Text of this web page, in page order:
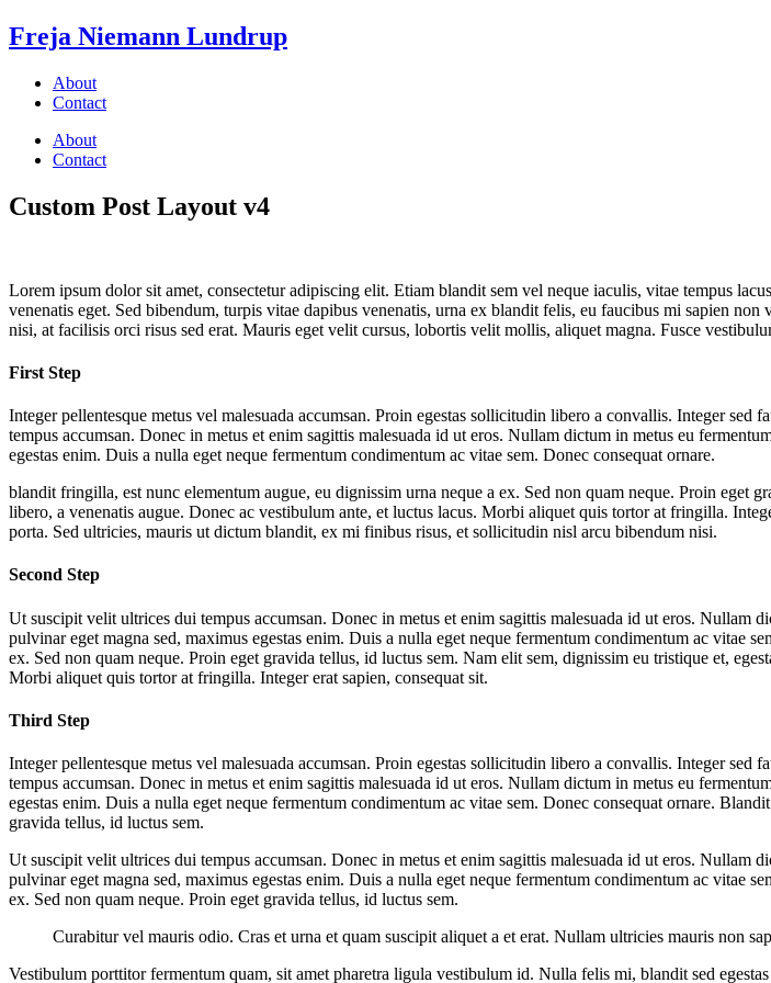
Freja Niemann Lundrup
About
Contact
About
Contact
Custom Post Layout v4
Lorem ipsum dolor sit amet, consectetur adipiscing elit. Etiam blandit sem vel neque iaculis, vitae tempus
venenatis eget. Sed bibendum, turpis vitae dapibus venenatis, urna ex blandit felis, eu faucibus mi sapien
nisi, at facilisis orci risus sed erat. Mauris eget velit cursus, lobortis velit mollis, aliquet magna. Fusce
First Step
Integer pellentesque metus vel malesuada accumsan. Proin egestas sollicitudin libero a convallis. Integer
tempus accumsan. Donec in metus et enim sagittis malesuada id ut eros. Nullam dictum in metus eu
egestas enim. Duis a nulla eget neque fermentum condimentum ac vitae sem. Donec consequat ornare.
blandit fringilla, est nunc elementum augue, eu dignissim urna neque a ex. Sed non quam neque. Proin
libero, a venenatis augue. Donec ac vestibulum ante, et luctus lacus. Morbi aliquet quis tortor at fringilla.
porta. Sed ultricies, mauris ut dictum blandit, ex mi finibus risus, et sollicitudin nisl arcu bibendum nisi.
Second Step
Ut suscipit velit ultrices dui tempus accumsan. Donec in metus et enim sagittis malesuada id ut eros.
pulvinar eget magna sed, maximus egestas enim. Duis a nulla eget neque fermentum condimentum ac vitae
ex. Sed non quam neque. Proin eget gravida tellus, id luctus sem. Nam elit sem, dignissim eu tristique et,
Morbi aliquet quis tortor at fringilla. Integer erat sapien, consequat sit.
Third Step
Integer pellentesque metus vel malesuada accumsan. Proin egestas sollicitudin libero a convallis. Integer
tempus accumsan. Donec in metus et enim sagittis malesuada id ut eros. Nullam dictum in metus eu
egestas enim. Duis a nulla eget neque fermentum condimentum ac vitae sem. Donec consequat ornare.
gravida tellus, id luctus sem.
Ut suscipit velit ultrices dui tempus accumsan. Donec in metus et enim sagittis malesuada id ut eros.
pulvinar eget magna sed, maximus egestas enim. Duis a nulla eget neque fermentum condimentum ac vitae
ex. Sed non quam neque. Proin eget gravida tellus, id luctus sem.
Curabitur vel mauris odio. Cras et urna et quam suscipit aliquet a et erat. Nullam ultricies mauris non
Vestibulum porttitor fermentum quam, sit amet pharetra ligula vestibulum id. Nulla felis mi, blandit sed